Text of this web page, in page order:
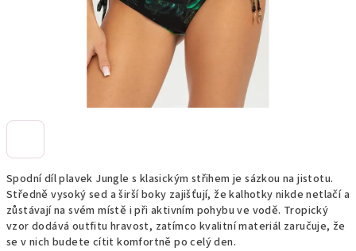
Spodní díl plavek Jungle s klasickým střihem je sázkou na jistotu.
Středně vysoký sed a širší boky zajišťují, že kalhotky nikde netlačí a
zůstávají na svém místě i při aktivním pohybu ve vodě. Tropický
vzor dodává outfitu hravost, zatímco kvalitní materiál zaručuje, že
se v nich budete cítit komfortně po celý den.